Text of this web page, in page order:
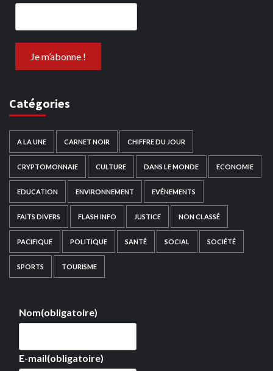
Catégories
A LA UNE CARNET NOIR CHIFFRE DU JOUR
CRYPTOMONNAIE CULTURE DANS LE MONDE ECONOMIE
EDUCATION ENVIRONNEMENT EVÉNEMENTS
FAITS DIVERS FLASH INFO JUSTICE NON CLASSÉ
PACIFIQUE POLITIQUE SANTÉ SOCIAL SOCIÉTÉ
SPORTS TOURISME
Nom(obligatoire)
E-mail(obligatoire)